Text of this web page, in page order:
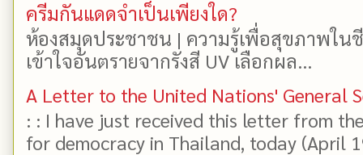
ครีมกันแดดจำเป็นเพียงใด?
ห้องสมุดประชาชน | ความรู้เพื่อสุขภาพใน
เข้าใจอันตรายจากรังสี UV เลือกผล...
A Letter to the United Nations' General
: : I have just received this letter from
for democracy in Thailand, today (April